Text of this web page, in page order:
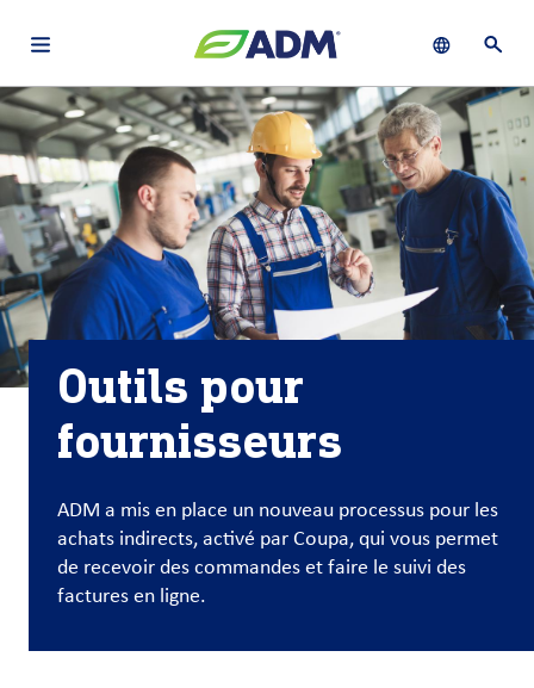
À
propos
d’ADM
Durabilité
Produit
et
et
Culture
carrières
français (Canada)
English (United States)
Chinese (Simplified, China)
Outils pour
fournisseurs
ADM a mis en place un nouveau processus pour les
achats indirects, activé par Coupa, qui vous permet
de recevoir des commandes et faire le suivi des
factures en ligne.